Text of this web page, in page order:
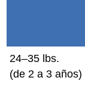
24–35 lbs.
(de 2 a 3 años)